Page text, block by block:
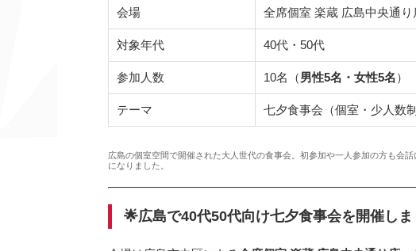
会場 全席個室 楽蔵 広島中央通り
対象年代 40代・50代
参加人数 10名（男性5名・女性5名）
テーマ 七夕食事会（個室・少人数制
広島の個室空間で開催された大人世代の食事会。初参加や一人参加の方も会
になりました。
🌟広島で40代50代向け七夕食事会を開催しま